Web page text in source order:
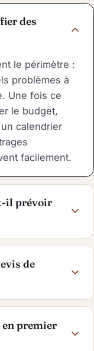
des
le périmètre :
problèmes à
Une fois ce
le budget,
calendrier
facilement.
il prévoir
de
premier